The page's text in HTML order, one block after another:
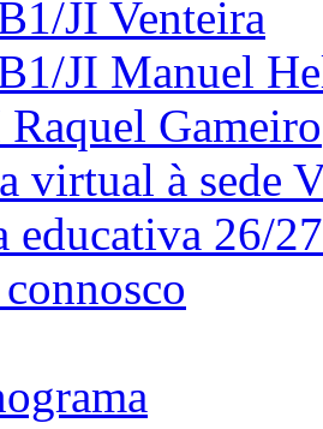
JI Venteira
JI Manuel
Raquel Gameiro
educativa 26/27